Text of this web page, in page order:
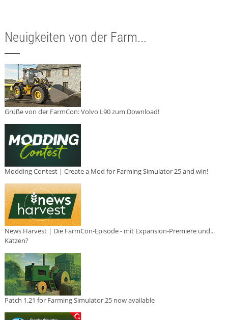
Neuigkeiten von der Farm...
Grüße von der FarmCon: Volvo L90 zum Download!
Modding Contest | Create a Mod for Farming Simulator 25 and win!
News Harvest | Die FarmCon-Episode - mit Expansion-Premiere und...
Katzen?
Patch 1.21 for Farming Simulator 25 now available